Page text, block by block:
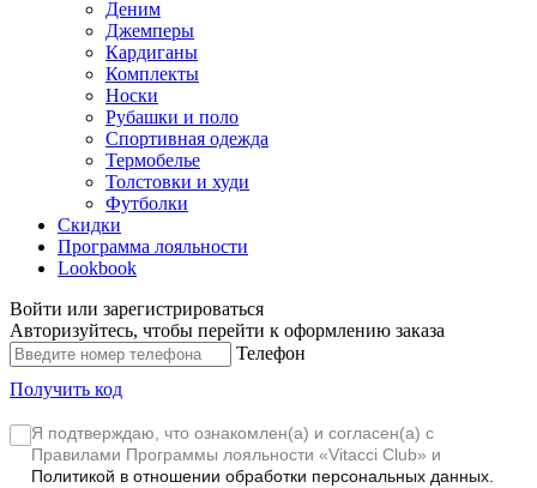
Деним
Джемперы
Кардиганы
Комплекты
Носки
Рубашки и поло
Спортивная одежда
Термобелье
Толстовки и худи
Футболки
Скидки
Программа лояльности
Lookbook
Войти или зарегистрироваться
Авторизуйтесь, чтобы перейти к оформлению заказа
Телефон
Получить код
Я подтверждаю, что ознакомлен(а) и согласен(а) с
Правилами Программы лояльности «Vitacci Club» и
Политикой в отношении обработки персональных данных.